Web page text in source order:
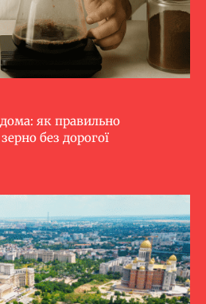
як правильно
без дорогої